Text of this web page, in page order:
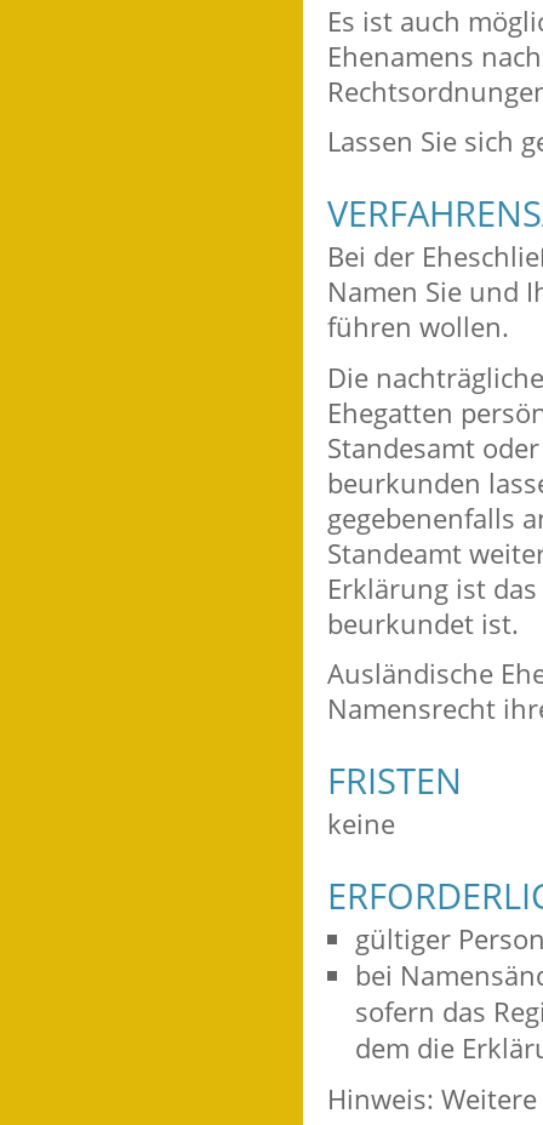
Es ist auch
Ehenamens
Lassen Sie sich
Bei der
Namen Sie und
führen wollen.
Die
Ehegatten
Standesamt
beurkunden
gegebenenfalls
Standeamt
Erklärung ist
beurkundet ist.
Ausländische
Namensrecht
FRISTEN
keine
gültiger
bei
sofern das
dem die
Hinweis: